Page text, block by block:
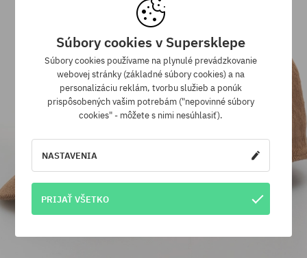
Súbory cookies v Supersklepe
Súbory cookies používame na plynulé prevádzkovanie
webovej stránky (základné súbory cookies) a na
personalizáciu reklám, tvorbu služieb a ponúk
prispôsobených vašim potrebám ("nepovinné súbory
cookies" - môžete s nimi nesúhlasiť).
NASTAVENIA
PRIJAŤ VŠETKO